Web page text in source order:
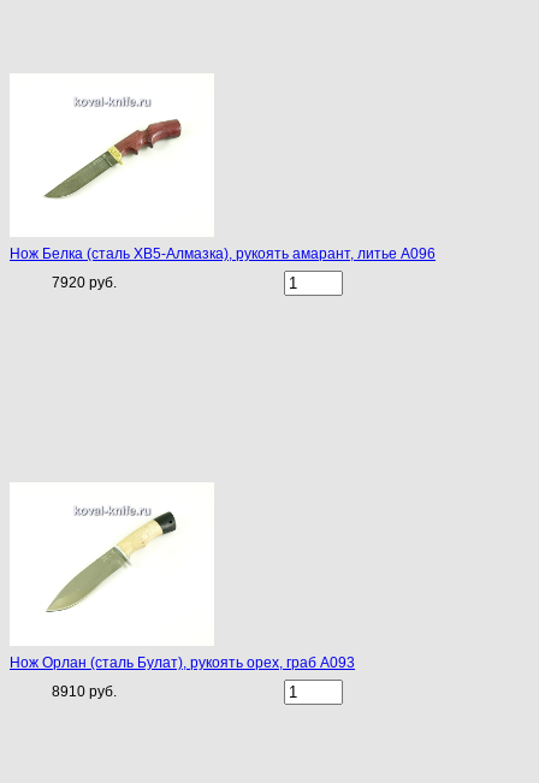
Нож Белка (сталь ХВ5-Алмазка), рукоять амарант, литье A096
7920 руб.
Нож Орлан (сталь Булат), рукоять орех, граб A093
8910 руб.